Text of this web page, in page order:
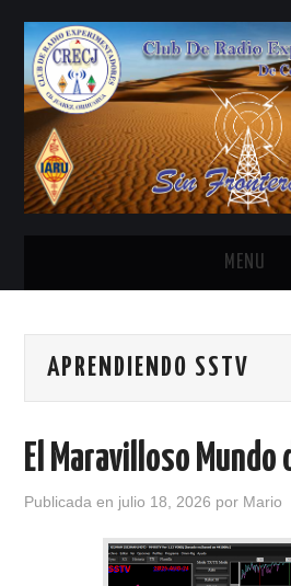
MENU
ANTENAS Y ACCESORIOS
CONTACTO
APRENDIENDO SSTV
El Maravilloso Mundo
Publicada en julio 18, 2026 por Mario